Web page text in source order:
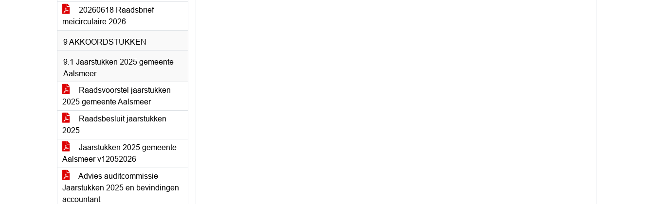
20260618 Raadsbrief
meicirculaire 2026
9 AKKOORDSTUKKEN
9.1 Jaarstukken 2025 gemeente
Aalsmeer
Raadsvoorstel jaarstukken
2025 gemeente Aalsmeer
Raadsbesluit jaarstukken
2025
Jaarstukken 2025 gemeente
Aalsmeer v12052026
Advies auditcommissie
Jaarstukken 2025 en bevindingen
accountant